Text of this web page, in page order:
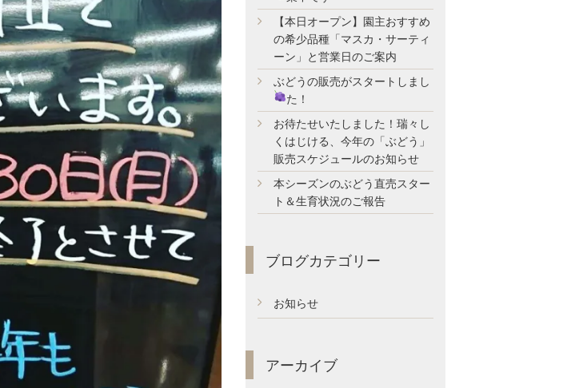
【本日オープン】園主おすすめ
の希少品種「マスカ・サーティ
ーン」と営業日のご案内
ぶどうの販売がスタートしまし
た！
お待たせいたしました！瑞々し
くはじける、今年の「ぶどう」
販売スケジュールのお知らせ
本シーズンのぶどう直売スター
ト＆生育状況のご報告
ブログカテゴリー
お知らせ
アーカイブ